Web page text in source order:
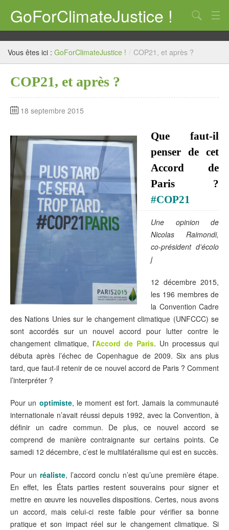
GoForClimateJustice !
Qui ? Quoi ? Pourquoi ?
Notre position
CP
10 astuces
Mais où est la manif ??
COP21, et après ?
écolo j te propose un k-way à son image !
Liens
Vous êtes ici : GoForClimateJustice ! / COP21, et après ?
COP21, et après ?
18 septembre 2015
Que faut-il
penser de cet
Accord de
Paris ?
#COP21
Une opinion de
Nicolas Raimondi,
co-président d’écolo
j
12 décembre 2015,
les 196 membres de
la Convention Cadre
des Nations Unies sur le changement climatique (UNFCCC) se
sont accordés sur un nouvel accord pour lutter contre le
changement climatique, l’Accord de Paris. Un processus qui
débuta après l’échec de Copenhague de 2009. Six ans plus
tard, que faut-il retenir de ce nouvel accord de Paris ? Comment
l’interpréter ?
Pour un optimiste, le moment est fort. Jamais la communauté
internationale n’avait réussi depuis 1992, avec la Convention, à
définir un cadre commun. De plus, ce nouvel accord se
comprend de manière contraignante sur certains points. Ce
samedi 12 décembre, c’est le multilatéralisme qui est en succès.
Pour un réaliste, l’accord conclu n’est qu’une première étape.
En effet, les États parties restent souverains pour signer et
mettre en œuvre les nouvelles dispositions. Certes, nous avons
un accord, mais celui-ci reste faible pour vérifier sa bonne
pratique et son impact réel sur le changement climatique. Si